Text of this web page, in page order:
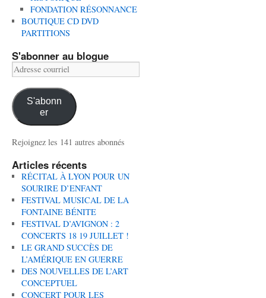
FONDATION RÉSONNANCE
BOUTIQUE CD DVD
PARTITIONS
S'abonner au blogue
Adresse
courriel
S'abonn
er
Rejoignez les 141 autres abonnés
Articles récents
RÉCITAL À LYON POUR UN
SOURIRE D’ENFANT
FESTIVAL MUSICAL DE LA
FONTAINE BÉNITE
FESTIVAL D’AVIGNON : 2
CONCERTS 18 19 JUILLET !
LE GRAND SUCCÈS DE
L’AMÉRIQUE EN GUERRE
DES NOUVELLES DE L’ART
CONCEPTUEL
CONCERT POUR LES